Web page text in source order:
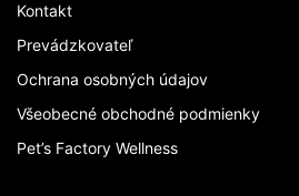
Kontakt
Prevádzkovateľ
Ochrana osobných údajov
Všeobecné obchodné podmienky
Pet’s Factory Wellness